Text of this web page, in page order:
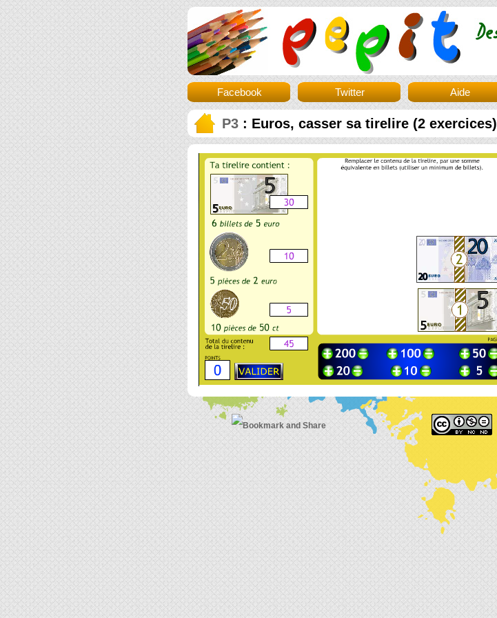
Facebook Twitter Aide
P3 : Euros, casser sa tirelire (2 exercices)